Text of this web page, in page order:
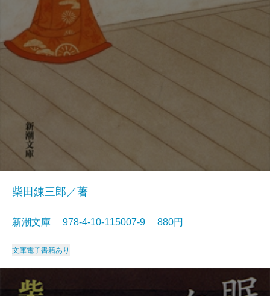
柴田錬三郎／著
新潮文庫 978-4-10-115007-9 880円
文庫電子書籍あり